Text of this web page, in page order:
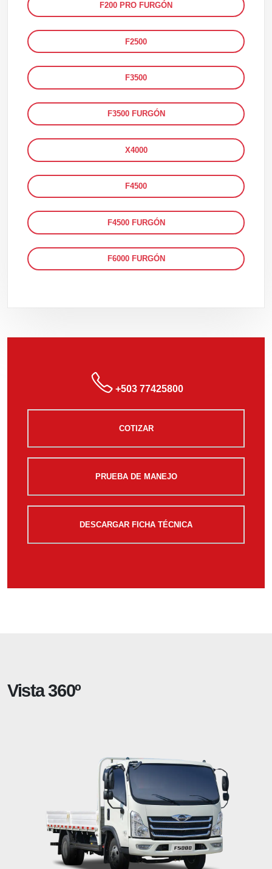
F200 PRO FURGÓN
F2500
F3500
F3500 FURGÓN
X4000
F4500
F4500 FURGÓN
F6000 FURGÓN
+503 77425800
COTIZAR
PRUEBA DE MANEJO
DESCARGAR FICHA TÉCNICA
Vista 360º